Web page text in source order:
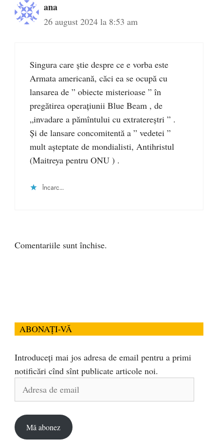
ana
26 august 2024 la 8:53 am
Singura care știe despre ce e vorba este
Armata americană, căci ea se ocupă cu
lansarea de ” obiecte misterioase ” în
pregătirea operațiunii Blue Beam , de
„invadare a pămîntului cu extratereștri ” .
Și de lansare concomitentă a ” vedetei ”
mult așteptate de mondialisti, Antihristul
(Maitreya pentru ONU ) .
Încarc...
Comentariile sunt închise.
ABONAȚI-VĂ
Introduceți mai jos adresa de email pentru a primi
notificări cînd sînt publicate articole noi.
Adresa
Mă abonez